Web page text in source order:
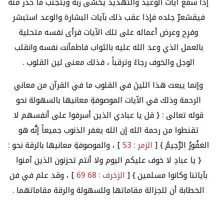
فيقشعرّ جلده فإذا عقب ذلك بآيات البشارة والوعد استبشر
وفرِح وعرض أعماله على تلك الآيات فرأى نفسه متحلية
بالعمل الذي وعد الله عليه بالثواب فاطمأنت نفسه وانقلب
الوجل والخوف رجاءً وترقباً ، فذلك معنى لين القلوب .
وإنما يبعث هذا اللينَ في القلوب ما في القرآن من معاني
الرحمة وذلك في الآيات الموصوفةِ معانيها بالسهولة نحو
قوله تعالى : { قل يا عبادي الذين أسرفوا على أنفسهم لا
تقنطوا من رحمة الله إن الله يغفر الذنوب جميعاً إنَّه هو
الغفُورُ الرَّحِيمُ } [الزمر : 53
] ، والموصوفةِ معانيها بالرقة نحو :
{ يا عبادِ لا خوف عليكم اليوم ولا أنتم تحزنون الذين آمنوا
بآياتنا وكانوا مسلمين } [الزخرف : 68 69
] ، وقد علم في فن
الخطابة أن للجزالة مقاماتها وللسهولة والرقة مقاماتهما .